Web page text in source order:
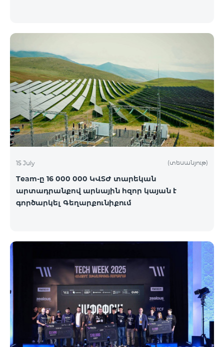
15 July (տեսանյութ)
Team-ը 16 000 000 ԿՎՏԺ տարեկան
արտադրանքով արևային հզոր կայան է
գործարկել Գեղարքունիքում